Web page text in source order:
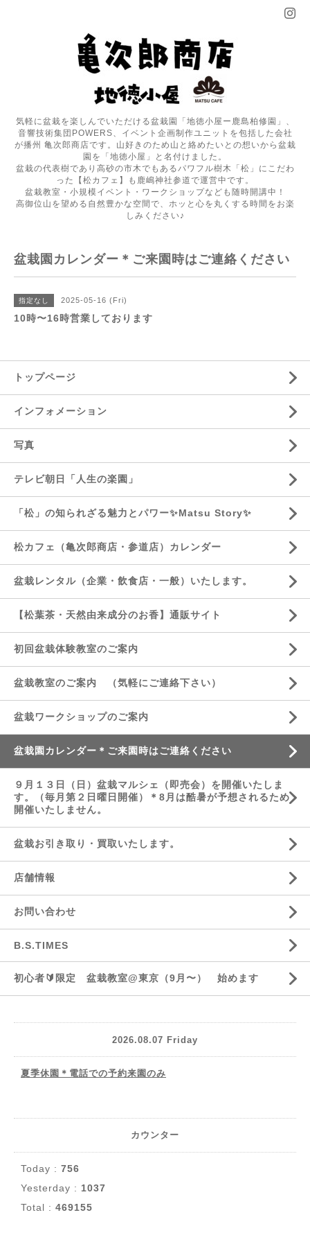
気軽に盆栽を楽しんでいただける盆栽園「地徳小屋ー鹿島柏修園」、
音響技術集団POWERS、イベント企画制作ユニットを包括した会社
が播州 亀次郎商店です。山好きのため山と絡めたいとの想いから盆栽
園を「地徳小屋」と名付けました。
盆栽の代表樹であり高砂の市木でもあるパワフル樹木「松」にこだわ
った【松カフェ】も鹿嶋神社参道で運営中です。
盆栽教室・小規模イベント・ワークショップなども随時開講中！
高御位山を望める自然豊かな空間で、ホッと心を丸くする時間をお楽
しみください♪
盆栽園カレンダー＊ご来園時はご連絡ください
指定なし 2025-05-16 (Fri)
10時〜16時営業しております
トップページ
インフォメーション
写真
テレビ朝日「人生の楽園」
「松」の知られざる魅力とパワー✨Matsu Story✨
松カフェ（亀次郎商店・参道店）カレンダー
盆栽レンタル（企業・飲食店・一般）いたします。
【松葉茶・天然由来成分のお香】通販サイト
初回盆栽体験教室のご案内
盆栽教室のご案内 （気軽にご連絡下さい）
盆栽ワークショップのご案内
盆栽園カレンダー＊ご来園時はご連絡ください
９月１３日（日）盆栽マルシェ（即売会）を開催いたしま
す。（毎月第２日曜日開催）＊8月は酷暑が予想されるため
開催いたしません。
盆栽お引き取り・買取いたします。
店舗情報
お問い合わせ
B.S.TIMES
初心者🔰限定 盆栽教室@東京（9月〜） 始めます
2026.08.07 Friday
夏季休園＊電話での予約来園のみ
カウンター
Today : 756
Yesterday : 1037
Total : 469155